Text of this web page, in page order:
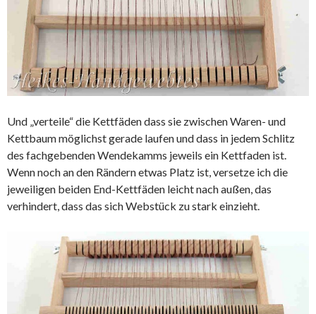
Und „verteile“ die Kettfäden dass sie zwischen Waren- und
Kettbaum möglichst gerade laufen und dass in jedem Schlitz
des fachgebenden Wendekamms jeweils ein Kettfaden ist.
Wenn noch an den Rändern etwas Platz ist, versetze ich die
jeweiligen beiden End-Kettfäden leicht nach außen, das
verhindert, dass das sich Webstück zu stark einzieht.